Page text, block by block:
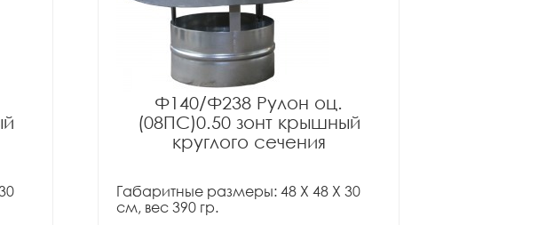
Ф140/Ф238 Рулон оц.
(08ПС)0.50 зонт крышный
круглого сечения
Габаритные размеры: 48 X 48 X 30
см, вес 390 гр.